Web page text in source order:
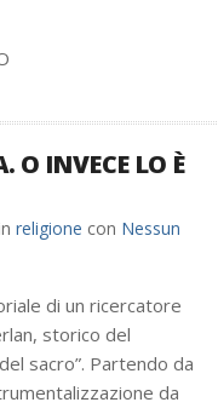
O INVECE LO È
religione con Nessun
di un ricercatore
storico del
sacro”. Partendo da
da